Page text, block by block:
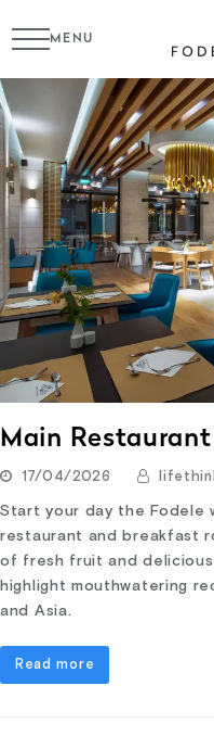
MENU
Main
17/04/2026
Start your day the Fodele
restaurant and breakfast
of fresh fruit and
highlight mouthwatering
and Asia.
Read more